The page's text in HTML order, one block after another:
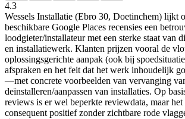
4.3
Wessels Installatie (Ebro 30, Doetinchem) lijkt
beschikbare Google Places recensies een
loodgieter/installateur met een sterke staat van
en installatiewerk. Klanten prijzen vooral de
oplossingsgerichte aanpak (ook bij
afspraken en het feit dat het werk inhoudelijk
—met concrete voorbeelden van vervanging
deïnstalleren/aanpassen van installaties. Op
reviews is er wel beperkte reviewdata, maar het
consequent positief zonder zichtbare rode